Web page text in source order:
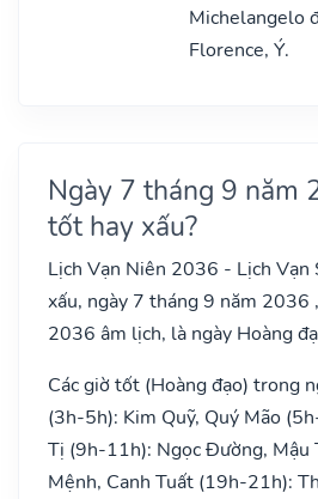
Michelangelo
Florence, Ý.
Ngày 7 tháng 9 năm
tốt hay xấu?
Lịch Vạn Niên 2036 - Lịch Vạn
xấu, ngày 7 tháng 9 năm
2036 âm lịch, là ngày Hoàng
Các giờ tốt (Hoàng đạo) trong
(3h-5h): Kim Quỹ, Quý Mão
Tị (9h-11h): Ngọc Đường, Mậu
Mệnh, Canh Tuất (19h-21h):